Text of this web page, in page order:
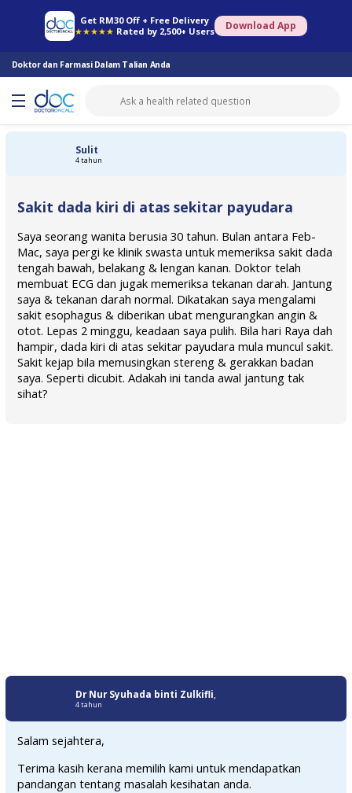
Get RM30 Off + Free Delivery
★★★★★ Rated by 2,500+ Users Download App
Doktor dan Farmasi Dalam Talian Anda
Farmasi Online Konsult Doktor Saringan Kesihatan Konsult Pakar
Sulit
4 tahun
Sakit dada kiri di atas sekitar payudara
Saya seorang wanita berusia 30 tahun. Bulan antara Feb-
Mac, saya pergi ke klinik swasta untuk memeriksa sakit dada
tengah bawah, belakang & lengan kanan. Doktor telah
membuat ECG dan jugak memeriksa tekanan darah. Jantung
saya & tekanan darah normal. Dikatakan saya mengalami
sakit esophagus & diberikan ubat mengurangkan angin &
otot. Lepas 2 minggu, keadaan saya pulih. Bila hari Raya dah
hampir, dada kiri di atas sekitar payudara mula muncul sakit.
Sakit kejap bila memusingkan stereng & gerakkan badan
saya. Seperti dicubit. Adakah ini tanda awal jantung tak
sihat?
Dr Nur Syuhada binti Zulkifli
4 tahun
Salam sejahtera,
Terima kasih kerana memilih kami untuk mendapatkan
pandangan tentang masalah kesihatan anda.